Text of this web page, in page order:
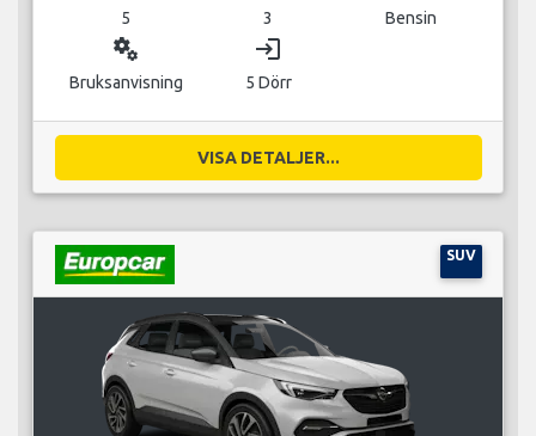
5 3 Bensin
miscellaneous_services
Bruksanvisning
login
5 Dörr
VISA DETALJER...
SUV